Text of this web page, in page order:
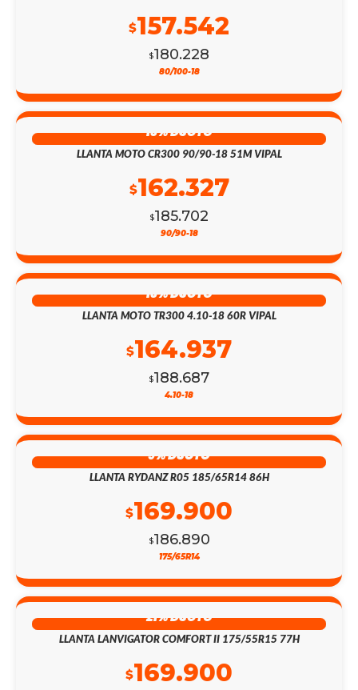
$180.228
$157.542
80/100-18
13% DSCTO
LLANTA MOTO CR300 90/90-18 51M VIPAL
$185.702
$162.327
90/90-18
13% DSCTO
LLANTA MOTO TR300 4.10-18 60R VIPAL
$188.687
$164.937
4.10-18
9% DSCTO
LLANTA RYDANZ R05 185/65R14 86H
$186.890
$169.900
175/65R14
21% DSCTO
LLANTA LANVIGATOR COMFORT II 175/55R15 77H
$169.900